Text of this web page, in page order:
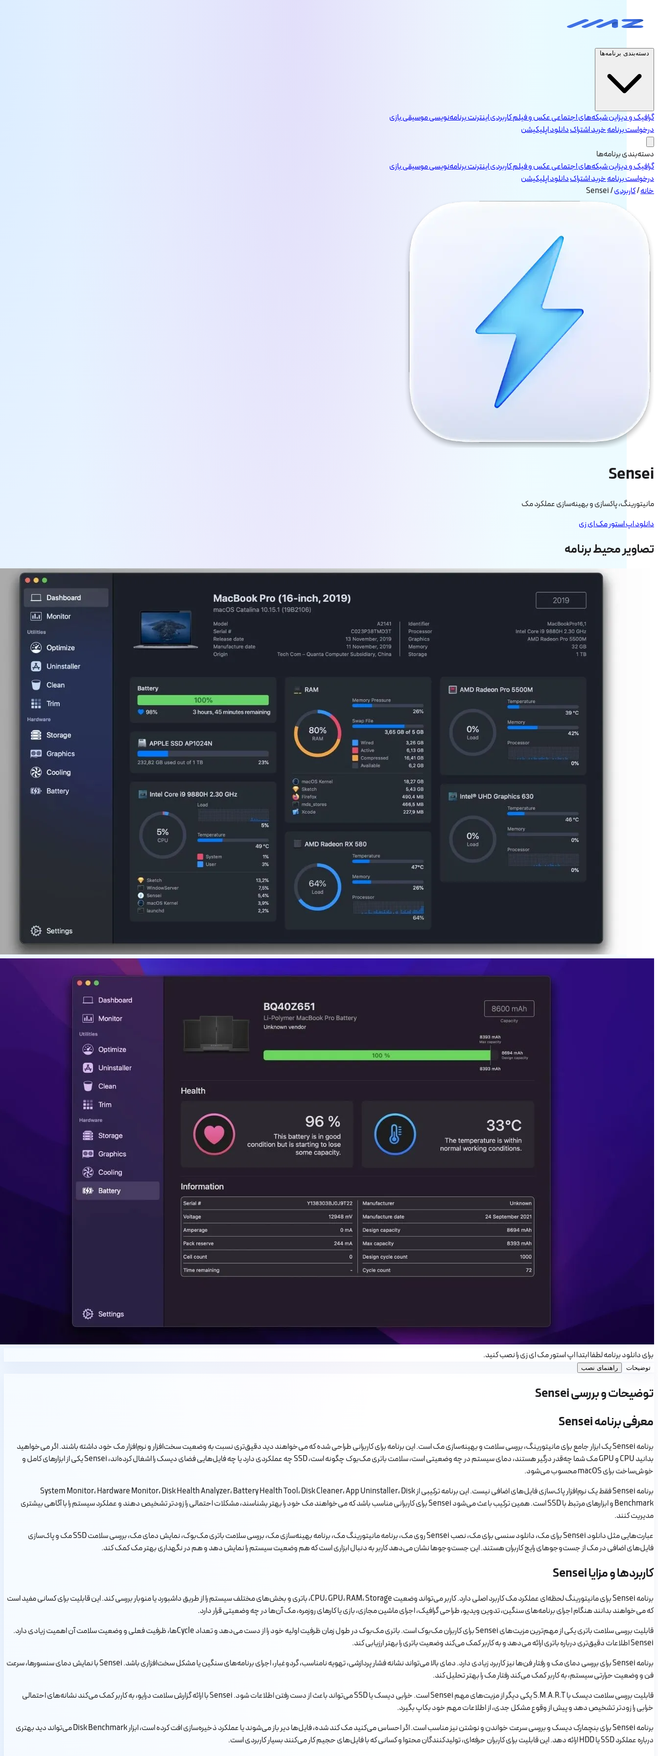
دسته‌بندی برنامه‌ها
گرافیک و دیزاینشبکه‌های اجتماعیعکس و فیلمکاربردیاینترنتبرنامه‌نویسیموسیقیبازی
درخواست برنامهخرید اشتراکدانلود اپلیکیشن
دسته‌بندی برنامه‌ها
گرافیک و دیزاینشبکه‌های اجتماعیعکس و فیلمکاربردیاینترنتبرنامه‌نویسیموسیقیبازی
درخواست برنامهخرید اشتراکدانلود اپلیکیشن
خانه/کاربردی/
Sensei
Sensei
مانیتورینگ، پاکسازی و بهینه‌سازی عملکرد مک
دانلود اپ استور مک ای زی
تصاویر محیط برنامه
برای دانلود برنامه لطفا ابتدا اپ استور مک ای زی را نصب کنید.
توضیحات راهنمای نصب
توضیحات و بررسی Sensei
معرفی برنامه Sensei
برنامه Sensei یک ابزار جامع برای مانیتورینگ، بررسی سلامت و بهینه‌سازی مک است. این برنامه برای کاربرانی طراحی شده که می‌خواهند دید دقیق‌تری نسبت به وضعیت سخت‌افزار و نرم‌افزار مک خود داشته باشند. اگر می‌خواهید
بدانید CPU و GPU مک شما چه‌قدر درگیر هستند، دمای سیستم در چه وضعیتی است، سلامت باتری مک‌بوک چگونه است، SSD چه عملکردی دارد یا چه فایل‌هایی فضای دیسک را اشغال کرده‌اند، Sensei یکی از ابزارهای کامل و
خوش‌ساخت برای macOS محسوب می‌شود.
برنامه Sensei فقط یک نرم‌افزار پاک‌سازی فایل‌های اضافی نیست. این برنامه ترکیبی از System Monitor، Hardware Monitor، Disk Health Analyzer، Battery Health Tool، Disk Cleaner، App Uninstaller، Disk
Benchmark و ابزارهای مرتبط با SSD است. همین ترکیب باعث می‌شود Sensei برای کاربرانی مناسب باشد که می‌خواهند مک خود را بهتر بشناسند، مشکلات احتمالی را زودتر تشخیص دهند و عملکرد سیستم را با آگاهی بیشتری
مدیریت کنند.
عبارت‌هایی مثل دانلود Sensei برای مک، دانلود سنسی برای مک، نصب Sensei روی مک، برنامه مانیتورینگ مک، برنامه بهینه‌سازی مک، بررسی سلامت باتری مک‌بوک، نمایش دمای مک، بررسی سلامت SSD مک و پاک‌سازی
فایل‌های اضافی در مک از جست‌وجوهای رایج کاربران هستند. این جست‌وجوها نشان می‌دهد کاربر به دنبال ابزاری است که هم وضعیت سیستم را نمایش دهد و هم در نگهداری بهتر مک کمک کند.
کاربردها و مزایا Sensei
برنامه Sensei برای مانیتورینگ لحظه‌ای عملکرد مک کاربرد اصلی دارد. کاربر می‌تواند وضعیت CPU، GPU، RAM، Storage، باتری و بخش‌های مختلف سیستم را از طریق داشبورد یا منوبار بررسی کند. این قابلیت برای کسانی مفید است
که می‌خواهند بدانند هنگام اجرای برنامه‌های سنگین، تدوین ویدیو، طراحی گرافیک، اجرای ماشین مجازی، بازی یا کارهای روزمره، مک آن‌ها در چه وضعیتی قرار دارد.
قابلیت بررسی سلامت باتری یکی از مهم‌ترین مزیت‌های Sensei برای کاربران مک‌بوک است. باتری مک‌بوک در طول زمان ظرفیت اولیه خود را از دست می‌دهد و تعداد Cycleها، ظرفیت فعلی و وضعیت سلامت آن اهمیت زیادی دارد.
Sensei اطلاعات دقیق‌تری درباره باتری ارائه می‌دهد و به کاربر کمک می‌کند وضعیت باتری را بهتر ارزیابی کند.
برنامه Sensei برای بررسی دمای مک و رفتار فن‌ها نیز کاربرد زیادی دارد. دمای بالا می‌تواند نشانه فشار پردازشی، تهویه نامناسب، گردوغبار، اجرای برنامه‌های سنگین یا مشکل سخت‌افزاری باشد. Sensei با نمایش دمای سنسورها، سرعت
فن و وضعیت حرارتی سیستم، به کاربر کمک می‌کند رفتار مک را بهتر تحلیل کند.
قابلیت بررسی سلامت دیسک با S.M.A.R.T یکی دیگر از مزیت‌های مهم Sensei است. خرابی دیسک یا SSD می‌تواند باعث از دست رفتن اطلاعات شود. Sensei با ارائه گزارش سلامت درایو، به کاربر کمک می‌کند نشانه‌های احتمالی
خرابی را زودتر تشخیص دهد و پیش از وقوع مشکل جدی، از اطلاعات مهم خود بکاپ بگیرد.
برنامه Sensei برای بنچمارک دیسک و بررسی سرعت خواندن و نوشتن نیز مناسب است. اگر احساس می‌کنید مک کند شده، فایل‌ها دیر باز می‌شوند یا عملکرد ذخیره‌سازی افت کرده است، ابزار Disk Benchmark می‌تواند دید بهتری
درباره عملکرد SSD یا HDD ارائه دهد. این قابلیت برای کاربران حرفه‌ای، تولیدکنندگان محتوا و کسانی که با فایل‌های حجیم کار می‌کنند بسیار کاربردی است.